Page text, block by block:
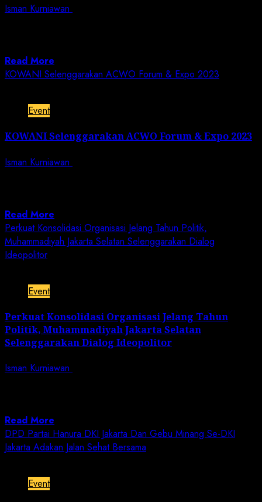
Isman Kurniawan
Read More
KOWANI Selenggarakan ACWO Forum & Expo 2023
Event
KOWANI Selenggarakan ACWO Forum & Expo 2023
Isman Kurniawan
Read More
Perkuat Konsolidasi Organisasi Jelang Tahun Politik,
Muhammadiyah Jakarta Selatan Selenggarakan Dialog
Ideopolitor
Event
Perkuat Konsolidasi Organisasi Jelang Tahun
Politik, Muhammadiyah Jakarta Selatan
Selenggarakan Dialog Ideopolitor
Isman Kurniawan
Read More
DPD Partai Hanura DKI Jakarta Dan Gebu Minang Se-DKI
Jakarta Adakan Jalan Sehat Bersama
Event